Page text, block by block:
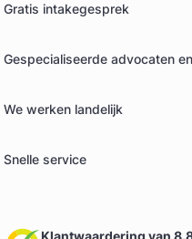
Gratis intakegesprek
Gespecialiseerde advocaten
We werken landelijk
Snelle service